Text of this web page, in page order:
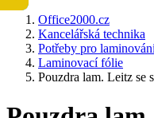
Office2000.cz
Kancelářská technika
Potřeby pro
Laminovací fólie
Pouzdra lam. Leitz se